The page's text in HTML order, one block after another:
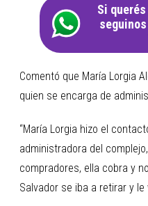
Si
Comentó que María Lorgia
quien se encarga de
“María Lorgia hizo el
administradora del
compradores, ella cobra y
Salvador se iba a retirar y le